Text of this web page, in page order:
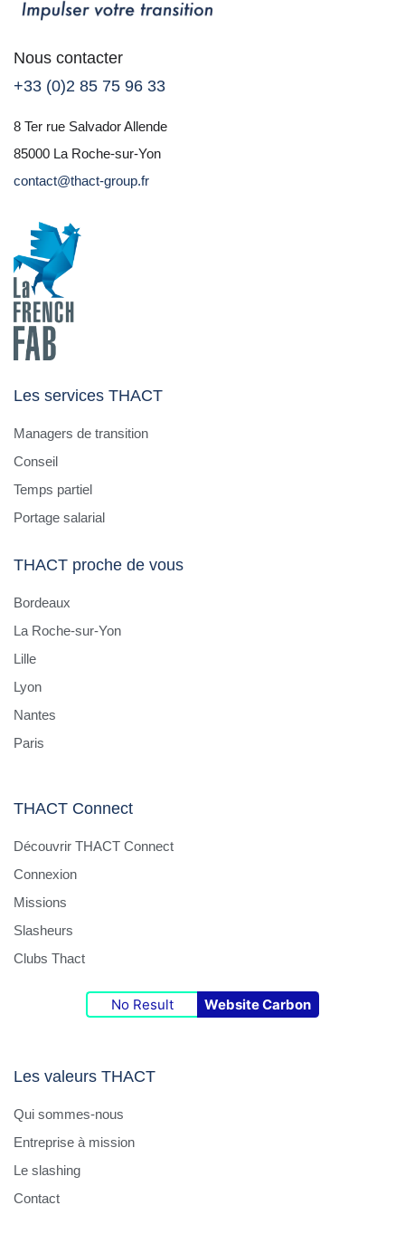
Nous contacter
+33 (0)2 85 75 96 33
8 Ter rue Salvador Allende
85000 La Roche-sur-Yon
contact@thact-group.fr
Les services THACT
Managers de transition
Conseil
Temps partiel
Portage salarial
THACT proche de vous
Bordeaux
La Roche-sur-Yon
Lille
Lyon
Nantes
Paris
THACT Connect
Découvrir THACT Connect
Connexion
Missions
Slasheurs
Clubs Thact
No Result Website Carbon
Les valeurs THACT
Qui sommes-nous
Entreprise à mission
Le slashing
Contact